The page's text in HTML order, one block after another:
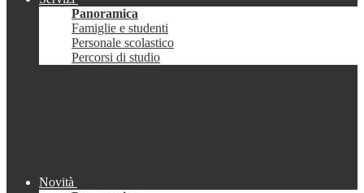
Panoramica
Famiglie e studenti
Personale scolastico
Percorsi di studio
Novità